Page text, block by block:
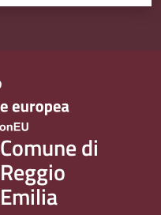
Comune di
Reggio
Emilia